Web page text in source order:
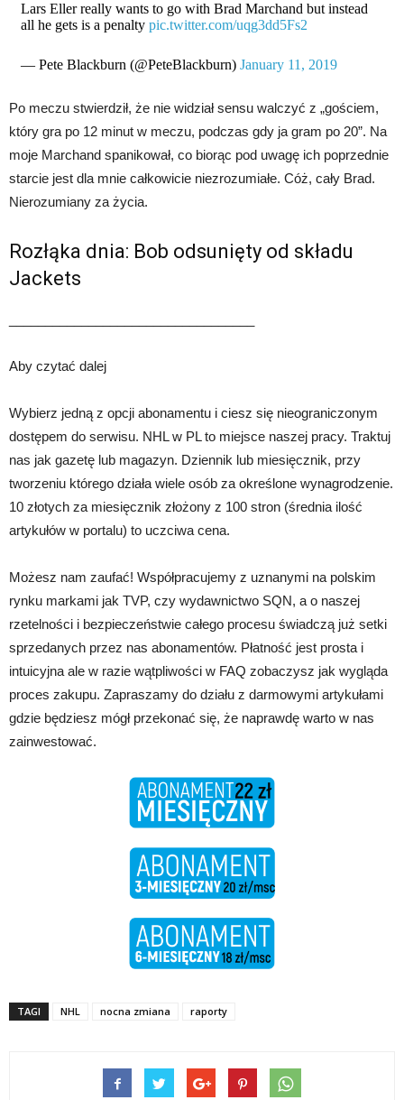
Lars Eller really wants to go with Brad Marchand but instead
all he gets is a penalty pic.twitter.com/uqg3dd5Fs2
— Pete Blackburn (@PeteBlackburn) January 11, 2019
Po meczu stwierdził, że nie widział sensu walczyć z „gościem,
który gra po 12 minut w meczu, podczas gdy ja gram po 20”. Na
moje Marchand spanikował, co biorąc pod uwagę ich poprzednie
starcie jest dla mnie całkowicie niezrozumiałe. Cóż, cały Brad.
Nierozumiany za życia.
Rozłąka dnia: Bob odsunięty od składu
Jackets
Aby czytać dalej
Wybierz jedną z opcji abonamentu i ciesz się nieograniczonym
dostępem do serwisu. NHL w PL to miejsce naszej pracy. Traktuj
nas jak gazetę lub magazyn. Dziennik lub miesięcznik, przy
tworzeniu którego działa wiele osób za określone wynagrodzenie.
10 złotych za miesięcznik złożony z 100 stron (średnia ilość
artykułów w portalu) to uczciwa cena.
Możesz nam zaufać! Współpracujemy z uznanymi na polskim
rynku markami jak TVP, czy wydawnictwo SQN, a o naszej
rzetelności i bezpieczeństwie całego procesu świadczą już setki
sprzedanych przez nas abonamentów. Płatność jest prosta i
intuicyjna ale w razie wątpliwości w FAQ zobaczysz jak wygląda
proces zakupu. Zapraszamy do działu z darmowymi artykułami
gdzie będziesz mógł przekonać się, że naprawdę warto w nas
zainwestować.
TAGI NHL nocna zmiana raporty